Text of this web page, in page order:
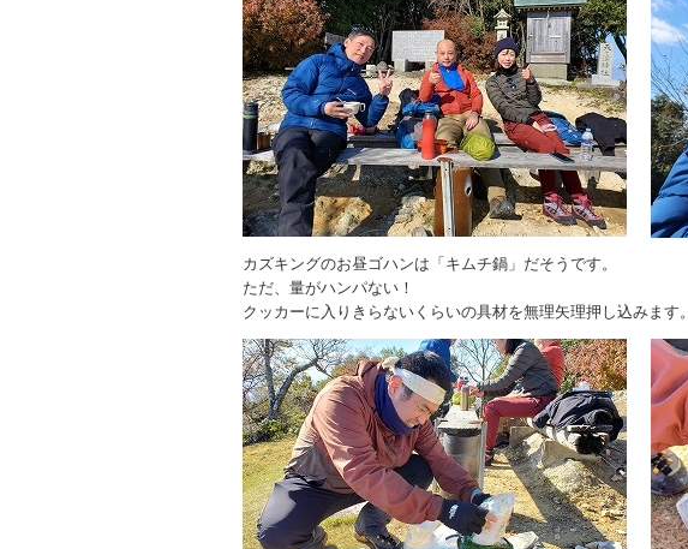
カズキングのお昼ゴハンは「キムチ鍋」だそうです。
ただ、量がハンパない！
クッカーに入りきらないくらいの具材を無理矢理押し込みます。